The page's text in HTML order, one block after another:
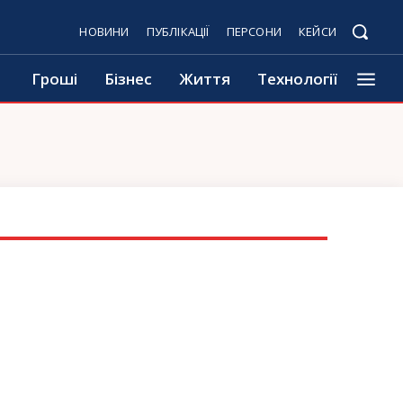
НОВИНИ ПУБЛІКАЦІЇ ПЕРСОНИ КЕЙСИ
Гроші Бізнес Життя Технології